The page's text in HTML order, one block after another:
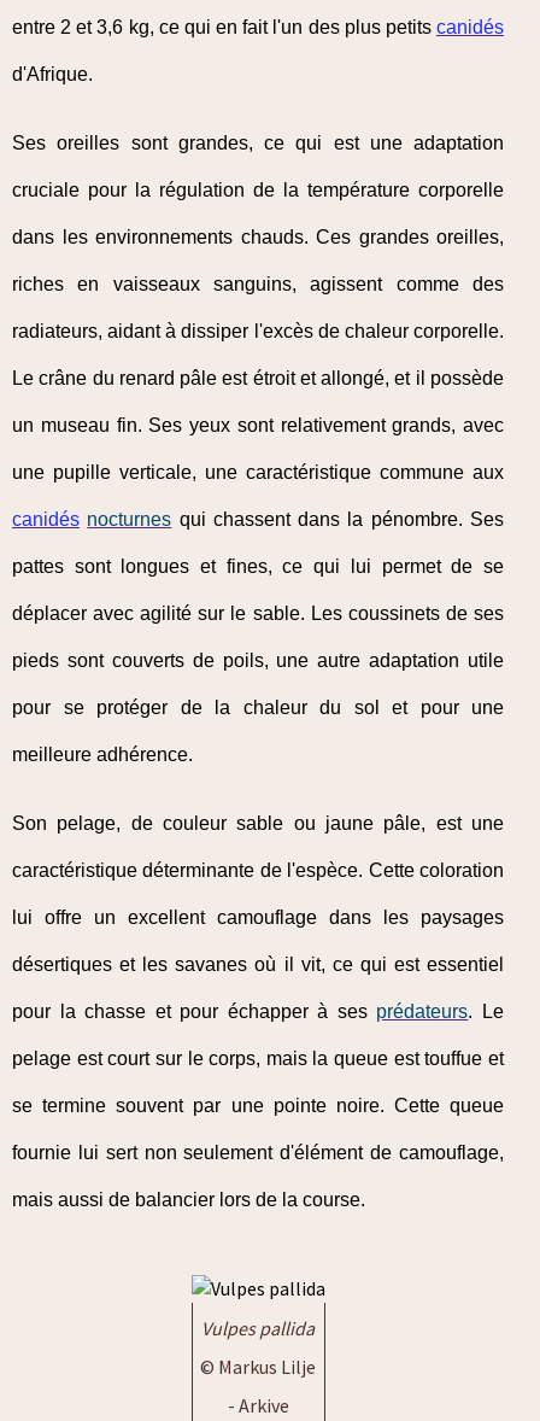
entre 2 et 3,6 kg, ce qui en fait l'un des plus petits canidés
d'Afrique.
Ses oreilles sont grandes, ce qui est une adaptation
cruciale pour la régulation de la température corporelle
dans les environnements chauds. Ces grandes oreilles,
riches en vaisseaux sanguins, agissent comme des
radiateurs, aidant à dissiper l'excès de chaleur corporelle.
Le crâne du renard pâle est étroit et allongé, et il possède
un museau fin. Ses yeux sont relativement grands, avec
une pupille verticale, une caractéristique commune aux
canidés nocturnes qui chassent dans la pénombre. Ses
pattes sont longues et fines, ce qui lui permet de se
déplacer avec agilité sur le sable. Les coussinets de ses
pieds sont couverts de poils, une autre adaptation utile
pour se protéger de la chaleur du sol et pour une
meilleure adhérence.
Son pelage, de couleur sable ou jaune pâle, est une
caractéristique déterminante de l'espèce. Cette coloration
lui offre un excellent camouflage dans les paysages
désertiques et les savanes où il vit, ce qui est essentiel
pour la chasse et pour échapper à ses prédateurs. Le
pelage est court sur le corps, mais la queue est touffue et
se termine souvent par une pointe noire. Cette queue
fournie lui sert non seulement d'élément de camouflage,
mais aussi de balancier lors de la course.
Vulpes pallida
© Markus Lilje
- Arkive